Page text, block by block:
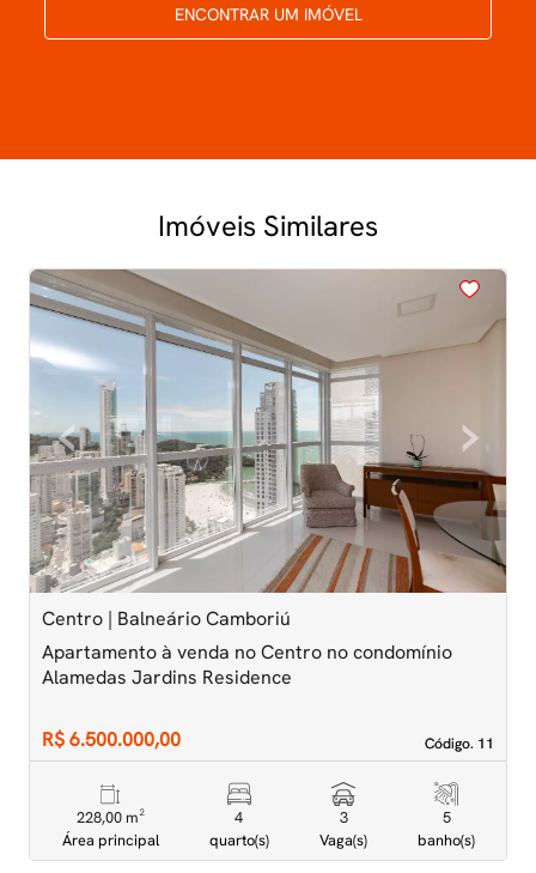
ENCONTRAR UM IMÓVEL
Imóveis Similares
<<<<
‹Previous ›Next
Centro | Balneário Camboriú
Código. 11
Código. 11
Apartamento à venda no Centro no condomínio
Alamedas Jardins Residence
R$ 6.500.000,00
228,00 m²
Área principal
4
quarto(s)
3
Vaga(s)
5
banho(s)